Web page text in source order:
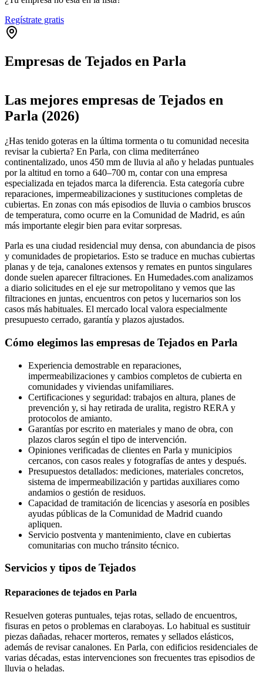
Regístrate gratis
Empresas de Tejados en Parla
+
−
Las mejores empresas de Tejados en
Parla (2026)
¿Has tenido goteras en la última tormenta o tu comunidad necesita
revisar la cubierta? En Parla, con clima mediterráneo
continentalizado, unos 450 mm de lluvia al año y heladas puntuales
por la altitud en torno a 640–700 m, contar con una empresa
especializada en tejados marca la diferencia. Esta categoría cubre
reparaciones, impermeabilizaciones y sustituciones completas de
cubiertas. En zonas con más episodios de lluvia o cambios bruscos
de temperatura, como ocurre en la Comunidad de Madrid, es aún
más importante elegir bien para evitar sorpresas.
Parla es una ciudad residencial muy densa, con abundancia de pisos
y comunidades de propietarios. Esto se traduce en muchas cubiertas
planas y de teja, canalones extensos y remates en puntos singulares
donde suelen aparecer filtraciones. En Humedades.com analizamos
a diario solicitudes en el eje sur metropolitano y vemos que las
filtraciones en juntas, encuentros con petos y lucernarios son los
casos más habituales. El mercado local valora especialmente
presupuesto cerrado, garantía y plazos ajustados.
Cómo elegimos las empresas de Tejados en Parla
Experiencia demostrable en reparaciones,
impermeabilizaciones y cambios completos de cubierta en
comunidades y viviendas unifamiliares.
Certificaciones y seguridad: trabajos en altura, planes de
prevención y, si hay retirada de uralita, registro RERA y
protocolos de amianto.
Garantías por escrito en materiales y mano de obra, con
plazos claros según el tipo de intervención.
Opiniones verificadas de clientes en Parla y municipios
cercanos, con casos reales y fotografías de antes y después.
Presupuestos detallados: mediciones, materiales concretos,
sistema de impermeabilización y partidas auxiliares como
andamios o gestión de residuos.
Capacidad de tramitación de licencias y asesoría en posibles
ayudas públicas de la Comunidad de Madrid cuando
apliquen.
Servicio postventa y mantenimiento, clave en cubiertas
comunitarias con mucho tránsito técnico.
Servicios y tipos de Tejados
Reparaciones de tejados en Parla
Resuelven goteras puntuales, tejas rotas, sellado de encuentros,
fisuras en petos o problemas en claraboyas. Lo habitual es sustituir
piezas dañadas, rehacer morteros, remates y sellados elásticos,
además de revisar canalones. En Parla, con edificios residenciales de
varias décadas, estas intervenciones son frecuentes tras episodios de
lluvia o heladas.